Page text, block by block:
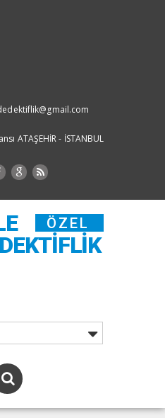
ATAŞEHİR - İSTANBUL
ÖZEL